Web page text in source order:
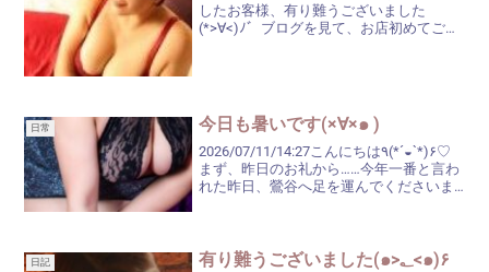
したお客様、有り難うございました
(*>∀<)ﾉ゛ブログを見て、お店初めてご利
日常 今日も暑いです(×∀×๑ )
2026/07/11/14:27こんにちは٩(*´◒`*)۶♡
まず、昨日のお礼から……今年一番と言わ
れた昨日、鶯谷へ足を運んでくださいま
日記 有り難うございました(๑>؂<๑)۶